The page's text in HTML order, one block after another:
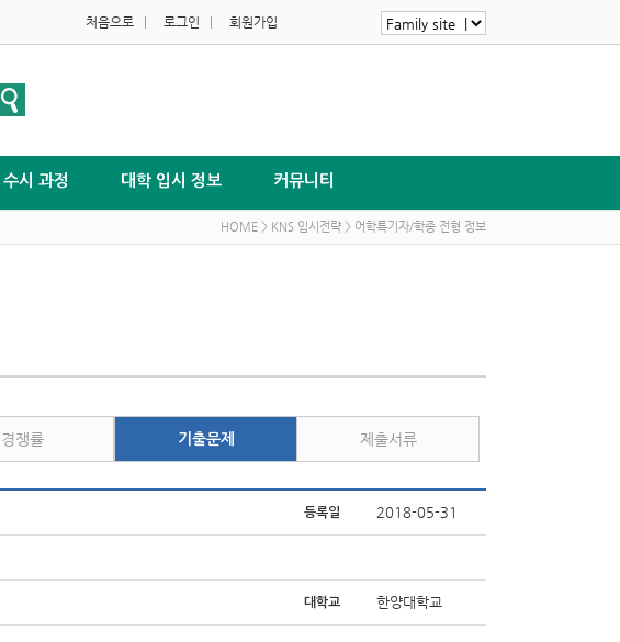
처음으로 로그인 회원가입
시 과정 대학 입시 정보 커뮤니티
HOME > KNS 입시전략 > 어학특기자/학종 전형 정보
경쟁률 기출문제 제출서류
등록일 2018-05-31
대학교 한양대학교